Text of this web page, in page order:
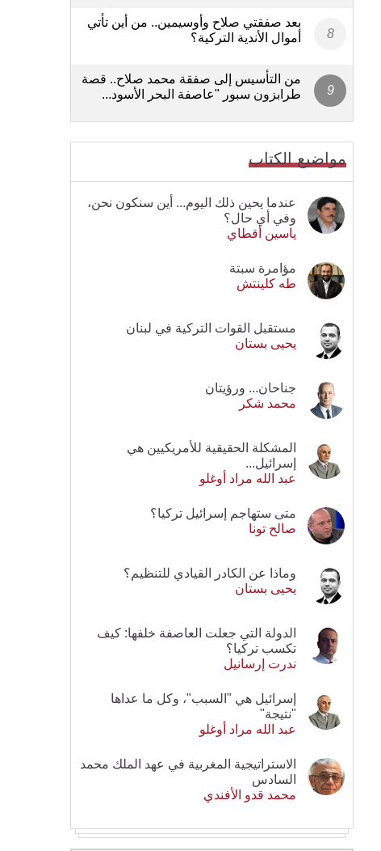
بعد صفقتي صلاح وأوسيمين.. من أين تأتي
أموال الأندية التركية؟
من التأسيس إلى صفقة محمد صلاح.. قصة
طرابزون سبور "عاصفة البحر الأسود...
مواضيع الكتاب
عندما يحين ذلك اليوم... أين سنكون نحن،
وفي أي حال؟
ياسين أقطاي
مؤامرة سبتة
طه كلينتش
مستقبل القوات التركية في لبنان
يحيى بستان
جناحان... ورؤيتان
محمد شكر
المشكلة الحقيقية للأمريكيين هي
إسرائيل...
عبد الله مراد أوغلو
متى ستهاجم إسرائيل تركيا؟
صالح تونا
وماذا عن الكادر القيادي للتنظيم؟
يحيى بستان
الدولة التي جعلت العاصفة خلفها: كيف
تكسب تركيا؟
ندرت إرسانيل
إسرائيل هي "السبب"، وكل ما عداها
"نتيجة"
عبد الله مراد أوغلو
الاستراتيجية المغربية في عهد الملك محمد
السادس
محمد قدو الأفندي